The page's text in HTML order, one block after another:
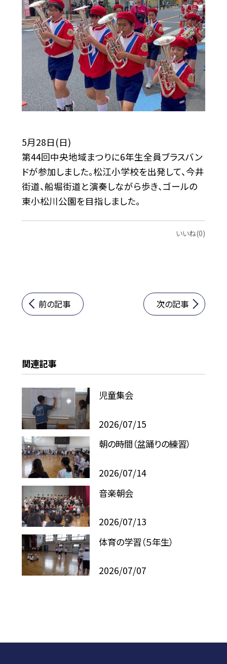
5月28日(日)
第44回中央地域まつりに6年生全員ブラスバン
ドが参加しました。松江小学校を出発して、今井
街道、船堀街道と演奏しながら歩き、ゴールの
東小松川公園を目指しました。
いいね(0)
前の記事 次の記事
関連記事
児童集会
2026/07/15
朝の時間（盆踊りの練習）
2026/07/14
音楽朝会
2026/07/13
体育の学習（５年生）
2026/07/07